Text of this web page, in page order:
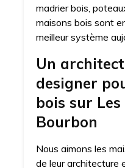
madrier bois,
maisons bois sont
meilleur système
Un
designer
bois sur
Bourbon
Nous aimons les
de leur architecture